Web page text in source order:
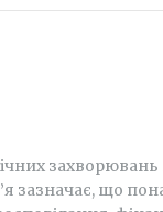
захворювань
зазначає, що